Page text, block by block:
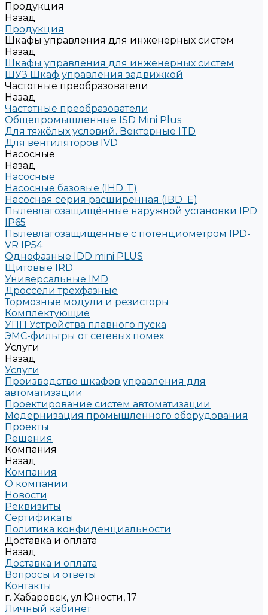
Продукция
Назад
Продукция
Шкафы управления для инженерных систем
Назад
Шкафы управления для инженерных систем
ШУЗ Шкаф управления задвижкой
Частотные преобразователи
Назад
Частотные преобразователи
Общепромышленные ISD Mini Plus
Для тяжёлых условий. Векторные ITD
Для вентиляторов IVD
Насосные
Назад
Насосные
Насосные базовые (IHD..T)
Насосная серия расширенная (IBD_E)
Пылевлагозащищённые наружной установки IPD
IP65
Пылевлагозащищенные с потенциометром IPD-
VR IP54
Однофазные IDD mini PLUS
Щитовые IRD
Универсальные IMD
Дроссели трёхфазные
Тормозные модули и резисторы
Комплектующие
УПП Устройства плавного пуска
ЭМС-фильтры от сетевых помех
Услуги
Назад
Услуги
Производство шкафов управления для
автоматизации
Проектирование систем автоматизации
Модернизация промышленного оборудования
Проекты
Решения
Компания
Назад
Компания
О компании
Новости
Реквизиты
Сертификаты
Политика конфиденциальности
Доставка и оплата
Назад
Доставка и оплата
Вопросы и ответы
Контакты
г. Хабаровск, ул.Юности, 17
Личный кабинет